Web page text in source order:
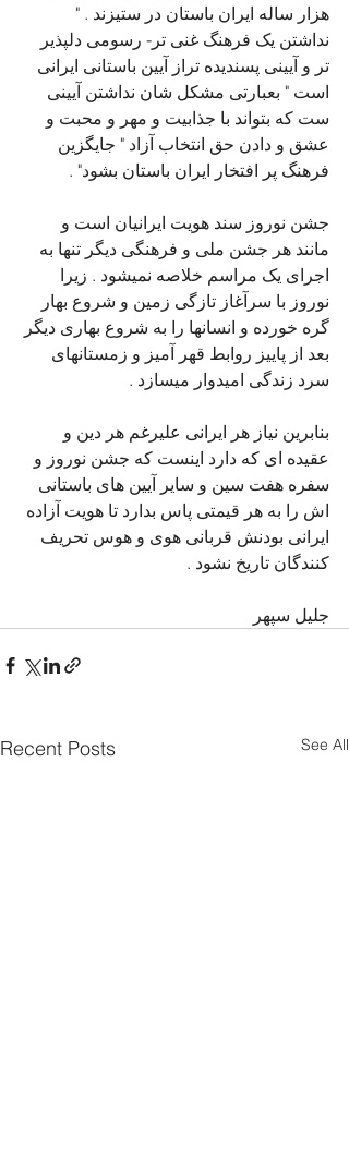
هزار ساله ایران باستان در ستیزند . "
نداشتن یک فرهنگ غنی تر- رسومی دلپذیر
تر و آیینی پسندیده تراز آیین باستانی ایرانی
است " بعبارتی مشکل شان نداشتن آیینی
ست که بتواند با جذابیت و مهر و محبت و
عشق و دادن حق انتخاب آزاد " جایگزین
فرهنگ پر افتخار ایران باستان بشود" .
جشن نوروز سند هویت ایرانیان است و
مانند هر جشن ملی و فرهنگی دیگر تنها به
اجرای یک مراسم خلاصه نمیشود . زیرا
نوروز با سرآغاز تازگی زمین و شروع بهار
گره خورده و انسانها را به شروع بهاری دیگر
بعد از پاییز روابط قهر آمیز و زمستانهای
سرد زندگی امیدوار میسازد .
بنابرین نیاز هر ایرانی علیرغم هر دین و
عقیده ای که دارد اینست که جشن نوروز و
سفره هفت سین و سایر آیین های باستانی
اش را به هر قیمتی پاس بدارد تا هویت آزاده
ایرانی بودنش قربانی هوی و هوس تحریف
کنندگان تاریخ نشود .
جلیل سپهر
Recent Posts See All